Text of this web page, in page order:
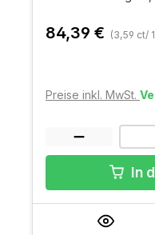
84,39 € (3,59 ct/
Preise inkl. MwSt.
In